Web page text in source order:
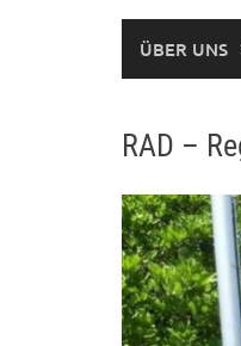
ÜBER UNS
RAD –